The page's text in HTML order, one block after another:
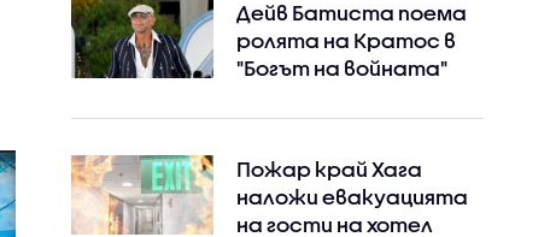
Дейв Батиста поема
ролята на Кратос в
"Богът на войната"
Пожар край Хага
наложи евакуацията
на гости на хотел